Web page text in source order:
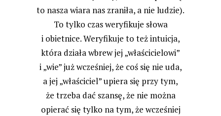
to nasza wiara nas zraniła, a nie ludzie).
To tylko czas weryfikuje słowa
i obietnice. Weryfikuje to też intuicja,
która działa wbrew jej „właścicielowi”
i „wie” już wcześniej, że coś się nie uda,
a jej „właściciel” upiera się przy tym,
że trzeba dać szansę, że nie można
opierać się tylko na tym, że wcześniej